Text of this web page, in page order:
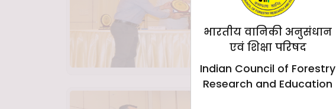
भारतीय वानिकी अनुसंधान
एवं शिक्षा परिषद
Indian Council of Forestry
Research and Education